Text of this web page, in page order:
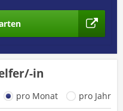
in
pro Monat
pro Jahr